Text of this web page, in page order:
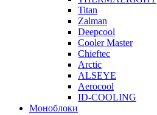
Titan
Zalman
Deepcool
Cooler Master
Chieftec
Arctic
ALSEYE
Aerocool
ID-COOLING
Моноблоки